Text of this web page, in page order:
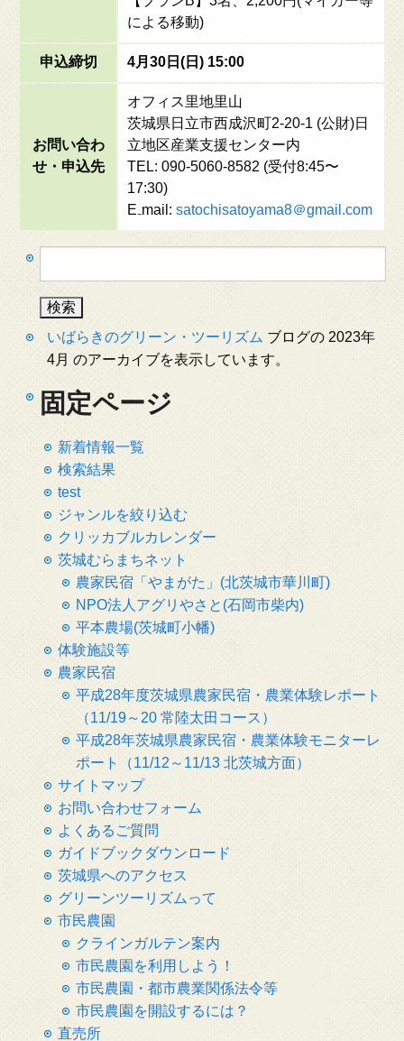
による移動)
申込締切 4月30日(日) 15:00
お問い合わ
せ・申込先
オフィス里地里山
茨城県日立市西成沢町2-20-1 (公財)日
立地区産業支援センター内
TEL: 090-5060-8582 (受付8:45〜
17:30)
E₋mail: satochisatoyama8＠gmail.com
索:
いばらきのグリーン・ツーリズム ブログの 2023年
4月 のアーカイブを表示しています。
固定ページ
新着情報一覧
検索結果
test
ジャンルを絞り込む
クリッカブルカレンダー
茨城むらまちネット
農家民宿「やまがた」(北茨城市華川町)
NPO法人アグリやさと(石岡市柴内)
平本農場(茨城町小幡)
体験施設等
農家民宿
平成28年度茨城県農家民宿・農業体験レポート
（11/19～20 常陸太田コース）
平成28年茨城県農家民宿・農業体験モニターレ
ポート（11/12～11/13 北茨城方面）
サイトマップ
お問い合わせフォーム
よくあるご質問
ガイドブックダウンロード
茨城県へのアクセス
グリーンツーリズムって
市民農園
クラインガルテン案内
市民農園を利用しよう！
市民農園・都市農業関係法令等
市民農園を開設するには？
直売所